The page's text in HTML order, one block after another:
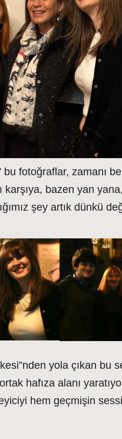
bu fotoğraflar, zamanı
karşıya, bazen yan
şey artık dünkü
yola çıkan bu
hafıza alanı
hem geçmişin